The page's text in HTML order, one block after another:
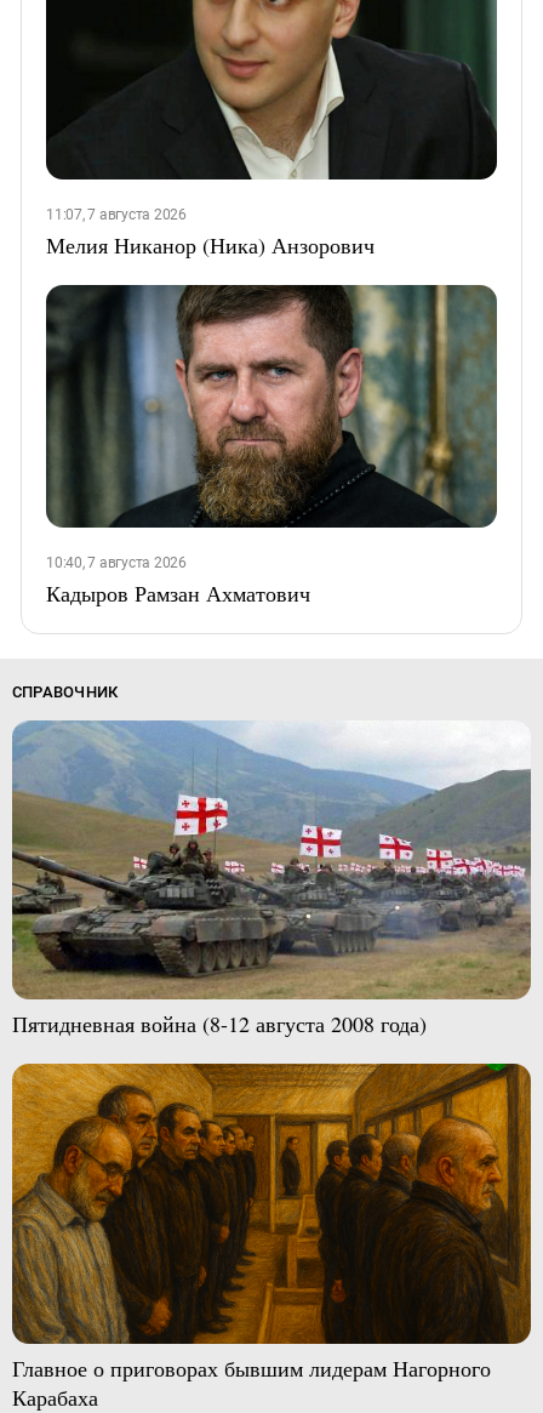
11:07, 7 августа 2026
Мелия Никанор (Ника) Анзорович
10:40, 7 августа 2026
Кадыров Рамзан Ахматович
СПРАВОЧНИК
Пятидневная война (8-12 августа 2008 года)
Главное о приговорах бывшим лидерам Нагорного
Карабаха